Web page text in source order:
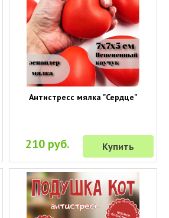
Антистресс мялка "Сердце"
210 руб. Купить